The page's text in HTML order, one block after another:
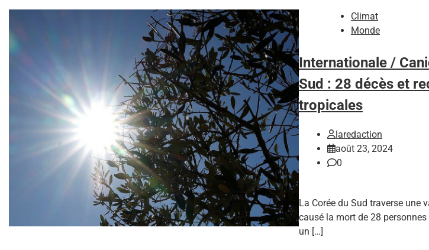
Climat
Monde
Internationale /
Sud : 28 décès et
tropicales
laredaction
août 23, 2024
0
La Corée du Sud traverse une
causé la mort de 28 personnes
un […]